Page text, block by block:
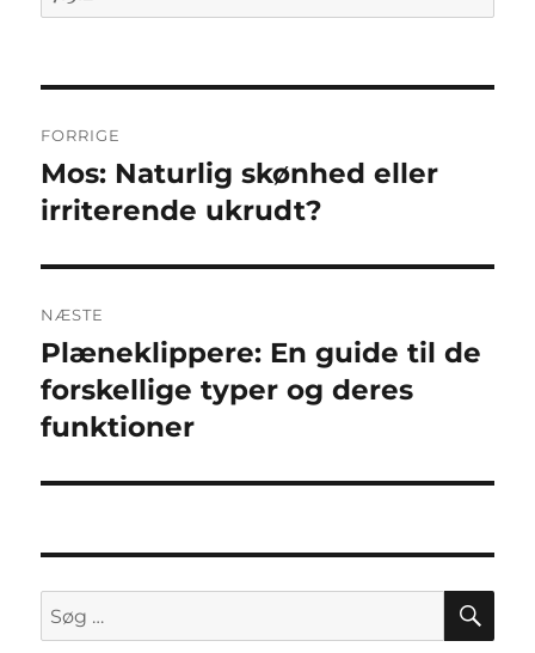
FORRIGE
Forrige
indlæg:
Mos: Naturlig skønhed eller
irriterende ukrudt?
NÆSTE
Næste
indlæg:
Plæneklippere: En guide til de
forskellige typer og deres
funktioner
Søg
efter: